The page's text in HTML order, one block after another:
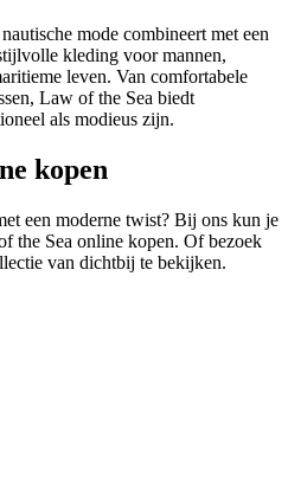
mode combineert met een
kleding voor mannen,
leven. Van comfortabele
Law of the Sea biedt
als modieus zijn.
kopen
een moderne twist? Bij ons kun je
the Sea online kopen. Of bezoek
van dichtbij te bekijken.